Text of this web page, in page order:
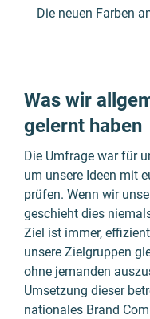
Die neuen Farben
Was wir
gelernt haben
Die Um­frage war für
um unsere Ideen mit
prüfen. Wenn wir
geschieht dies
Ziel ist immer,
unsere Ziel­gruppen
ohne jemanden
Umsetzung dieser
nationales Brand